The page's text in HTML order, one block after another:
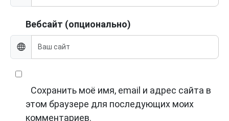
Вебсайт (опционально)
Сохранить моё имя, email и адрес сайта в
этом браузере для последующих моих
комментариев.